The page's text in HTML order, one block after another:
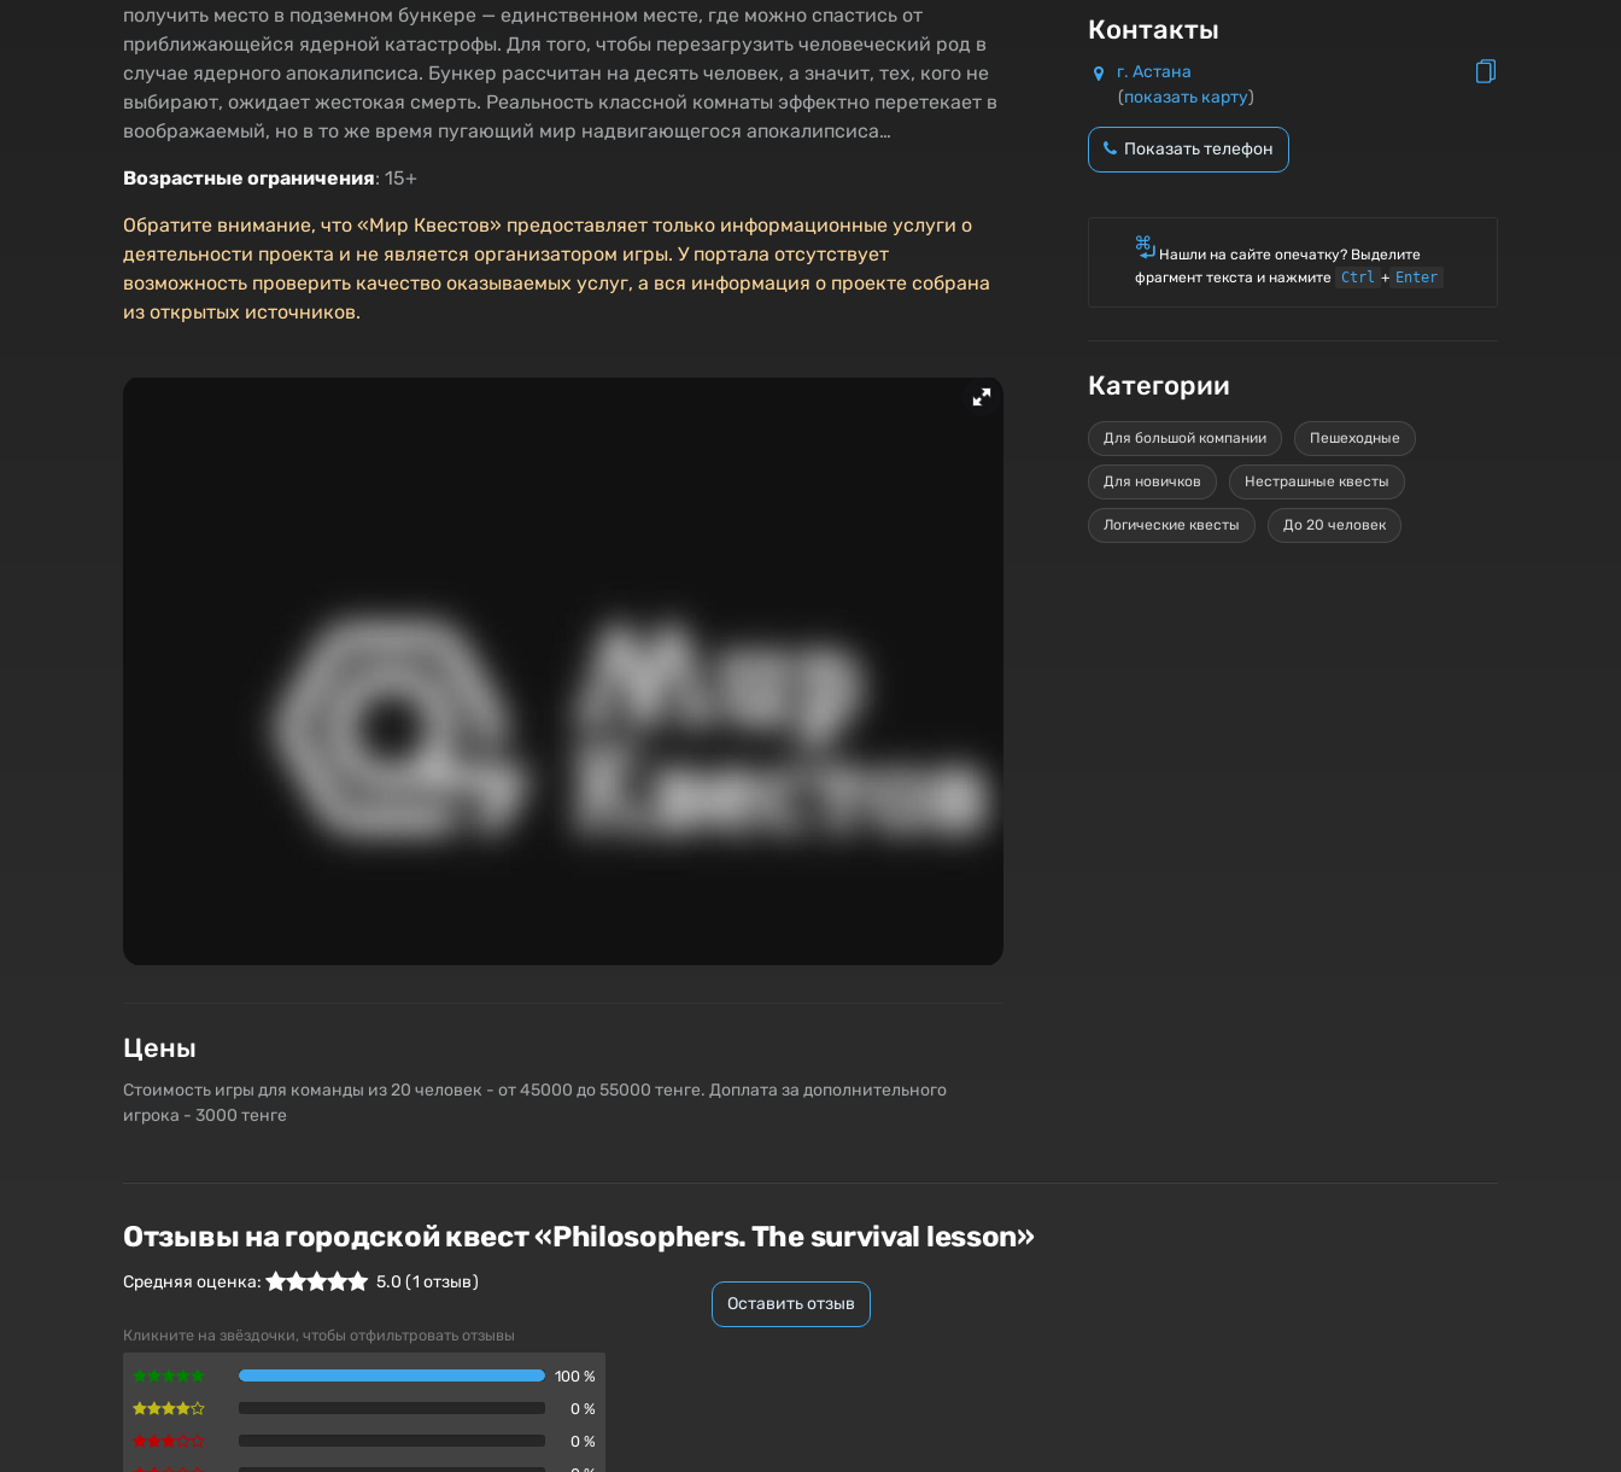
Контакты
г. Астана
(показать карту)
Показать телефон
Нашли на сайте опечатку? Выделите
фрагмент текста и нажмите Ctrl + Enter
Категории
Для большой компании Пешеходные
Для новичков Нестрашные квесты
Логические квесты До 20 человек
получить место в подземном бункере — единственном месте, где можно спастись от
приближающейся ядерной катастрофы. Для того, чтобы перезагрузить человеческий род в
случае ядерного апокалипсиса. Бункер рассчитан на десять человек, а значит, тех, кого не
выбирают, ожидает жестокая смерть. Реальность классной комнаты эффектно перетекает в
воображаемый, но в то же время пугающий мир надвигающегося апокалипсиса…
Возрастные ограничения: 15+
Обратите внимание, что «Мир Квестов» предоставляет только информационные услуги о
деятельности проекта и не является организатором игры. У портала отсутствует
возможность проверить качество оказываемых услуг, а вся информация о проекте собрана
из открытых источников.
Цены
Стоимость игры для команды из 20 человек - от 45000 до 55000 тенге. Доплата за дополнительного
игрока - 3000 тенге
Отзывы на городской квест «Philosophers. The survival lesson»
Средняя оценка: 5.0 (1 отзыв )
Кликните на звёздочки, чтобы отфильтровать отзывы
100 %
0 %
0 %
Оставить отзыв